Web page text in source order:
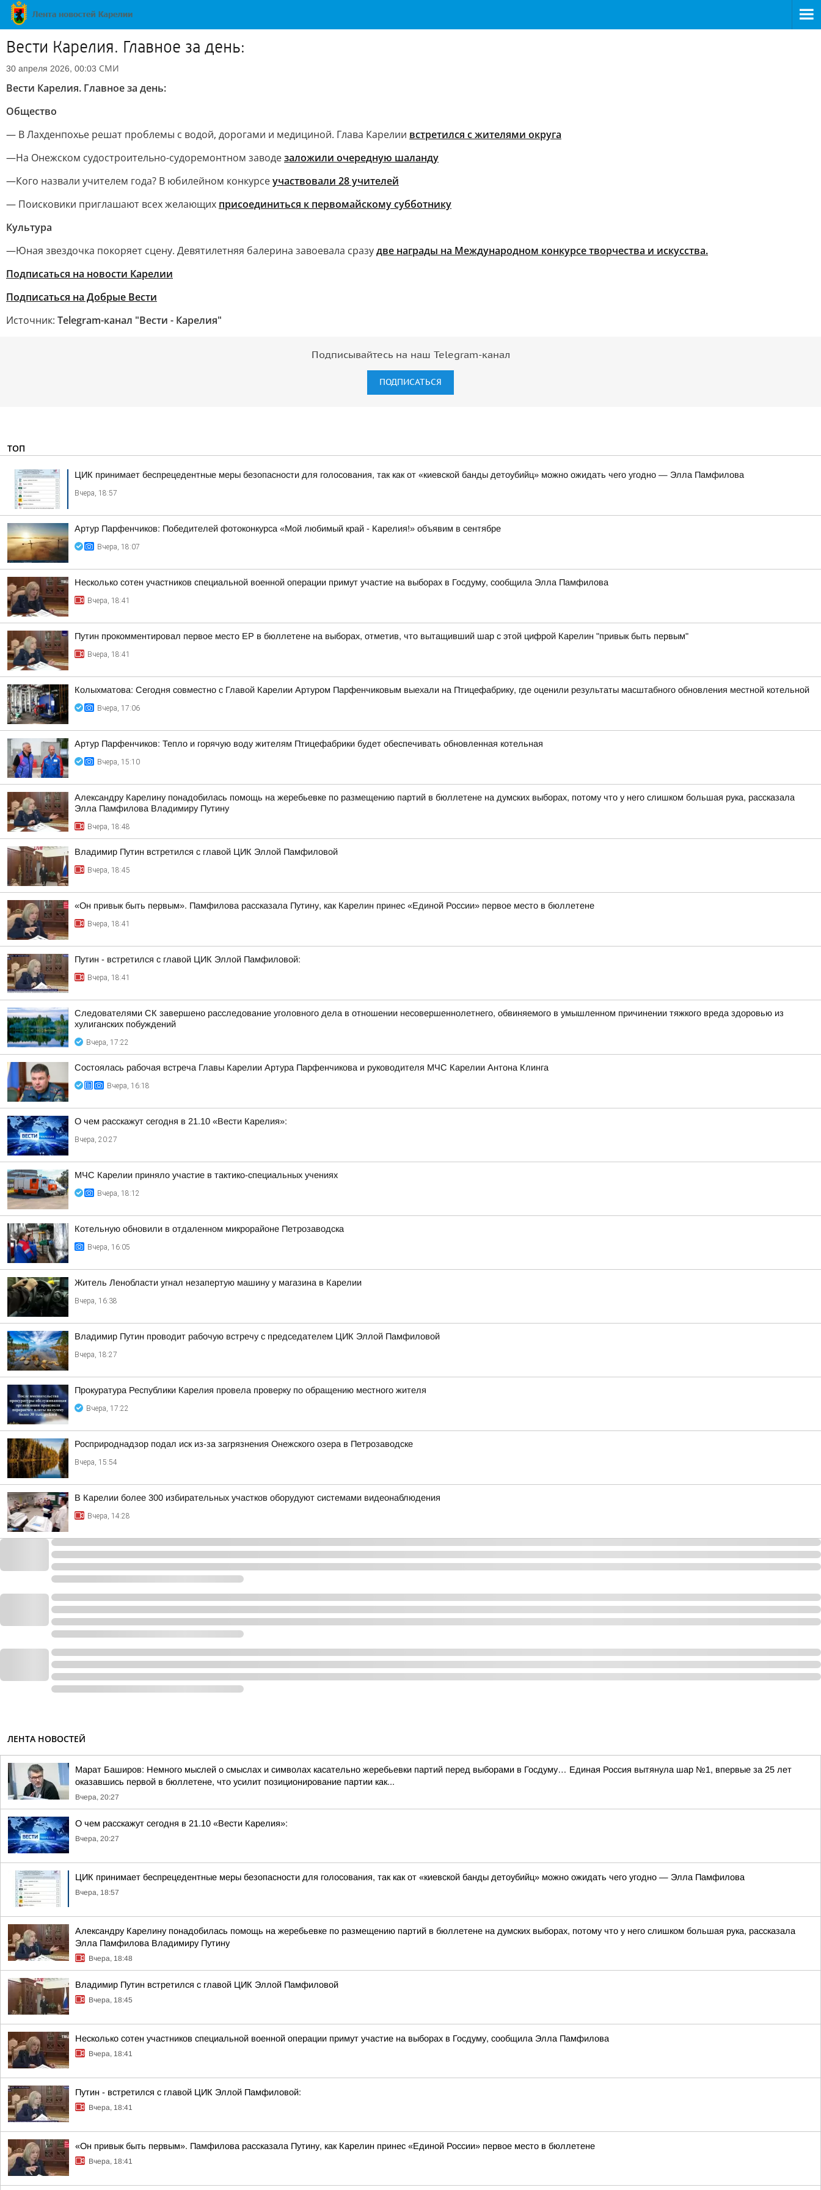
Вести Карелия. Главное за день:
30 апреля 2026, 00:03 СМИ
Вести Карелия. Главное за день:
Общество
— В Лахденпохье решат проблемы с водой, дорогами и медициной. Глава Карелии встретился с жителями округа
—На Онежском судостроительно-судоремонтном заводезаложили очередную шаланду
—Кого назвали учителем года? В юбилейном конкурсеучаствовали 28 учителей
— Поисковики приглашают всех желающих присоединиться к первомайскому субботнику
Культура
—Юная звездочка покоряет сцену. Девятилетняя балерина завоевала сразудве награды на Международном конкурсе творчества и искусства.
Подписаться на новости Карелии
Подписаться на Добрые Вести
Источник: Telegram-канал "Вести - Карелия"
Подписывайтесь на наш Telegram-канал
ПОДПИСАТЬСЯ
ТОП
ЦИК принимает беспрецедентные меры безопасности для голосования, так как от «киевской банды детоубийц» можно ожидать чего угодно — Элла Памфилова
Вчера, 18:57
Артур Парфенчиков: Победителей фотоконкурса «Мой любимый край - Карелия!» объявим в сентябре
Вчера, 18:07
Несколько сотен участников специальной военной операции примут участие на выборах в Госдуму, сообщила Элла Памфилова
Вчера, 18:41
Путин прокомментировал первое место ЕР в бюллетене на выборах, отметив, что вытащивший шар с этой цифрой Карелин "привык быть первым"
Вчера, 18:41
Колыхматова: Сегодня совместно с Главой Карелии Артуром Парфенчиковым выехали на Птицефабрику, где оценили результаты масштабного обновления местной котельной
Вчера, 17:06
Артур Парфенчиков: Тепло и горячую воду жителям Птицефабрики будет обеспечивать обновленная котельная
Вчера, 15:10
Александру Карелину понадобилась помощь на жеребьевке по размещению партий в бюллетене на думских выборах, потому что у него слишком большая рука, рассказала
Элла Памфилова Владимиру Путину
Вчера, 18:48
Владимир Путин встретился с главой ЦИК Эллой Памфиловой
Вчера, 18:45
«Он привык быть первым». Памфилова рассказала Путину, как Карелин принес «Единой России» первое место в бюллетене
Вчера, 18:41
Путин - встретился с главой ЦИК Эллой Памфиловой:
Вчера, 18:41
Следователями СК завершено расследование уголовного дела в отношении несовершеннолетнего, обвиняемого в умышленном причинении тяжкого вреда здоровью из
хулиганских побуждений
Вчера, 17:22
Состоялась рабочая встреча Главы Карелии Артура Парфенчикова и руководителя МЧС Карелии Антона Клинга
Вчера, 16:18
О чем расскажут сегодня в 21.10 «Вести Карелия»:
Вчера, 20:27
МЧС Карелии приняло участие в тактико-специальных учениях
Вчера, 18:12
Котельную обновили в отдаленном микрорайоне Петрозаводска
Вчера, 16:05
Житель Ленобласти угнал незапертую машину у магазина в Карелии
Вчера, 16:38
Владимир Путин проводит рабочую встречу с председателем ЦИК Эллой Памфиловой
Вчера, 18:27
Прокуратура Республики Карелия провела проверку по обращению местного жителя
Вчера, 17:22
Росприроднадзор подал иск из-за загрязнения Онежского озера в Петрозаводске
Вчера, 15:54
В Карелии более 300 избирательных участков оборудуют системами видеонаблюдения
Вчера, 14:28
ЛЕНТА НОВОСТЕЙ
Марат Баширов: Немного мыслей о смыслах и символах касательно жеребьевки партий перед выборами в Госдуму… Единая Россия вытянула шар №1, впервые за 25 лет
оказавшись первой в бюллетене, что усилит позиционирование партии как...
Вчера, 20:27
О чем расскажут сегодня в 21.10 «Вести Карелия»:
Вчера, 20:27
ЦИК принимает беспрецедентные меры безопасности для голосования, так как от «киевской банды детоубийц» можно ожидать чего угодно — Элла Памфилова
Вчера, 18:57
Александру Карелину понадобилась помощь на жеребьевке по размещению партий в бюллетене на думских выборах, потому что у него слишком большая рука, рассказала
Элла Памфилова Владимиру Путину
Вчера, 18:48
Владимир Путин встретился с главой ЦИК Эллой Памфиловой
Вчера, 18:45
Несколько сотен участников специальной военной операции примут участие на выборах в Госдуму, сообщила Элла Памфилова
Вчера, 18:41
Путин - встретился с главой ЦИК Эллой Памфиловой:
Вчера, 18:41
«Он привык быть первым». Памфилова рассказала Путину, как Карелин принес «Единой России» первое место в бюллетене
Вчера, 18:41